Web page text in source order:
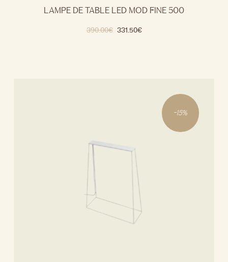
LAMPE DE TABLE LED MOD FINE 500
390.00€ 331.50€
-15%